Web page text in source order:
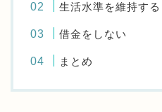
生活水準を維持する
借金をしない
まとめ